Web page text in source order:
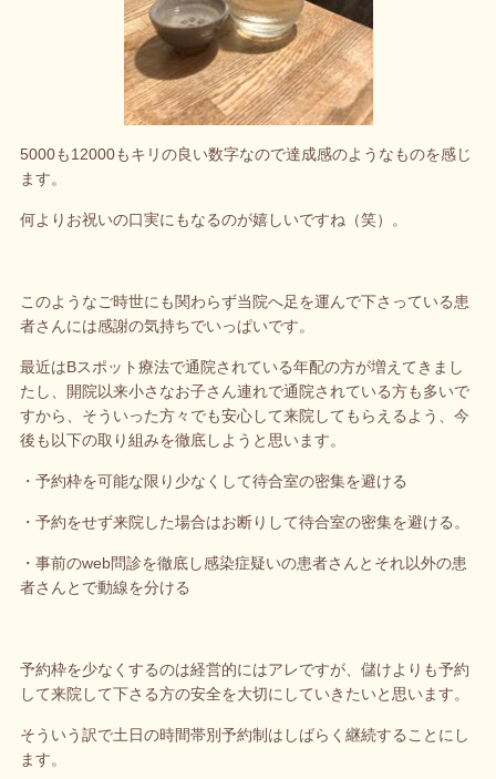
5000も12000もキリの良い数字なので達成感のようなものを感じ
ます。
何よりお祝いの口実にもなるのが嬉しいですね（笑）。
このようなご時世にも関わらず当院へ足を運んで下さっている患
者さんには感謝の気持ちでいっぱいです。
最近はBスポット療法で通院されている年配の方が増えてきまし
たし、開院以来小さなお子さん連れで通院されている方も多いで
すから、そういった方々でも安心して来院してもらえるよう、今
後も以下の取り組みを徹底しようと思います。
・予約枠を可能な限り少なくして待合室の密集を避ける
・予約をせず来院した場合はお断りして待合室の密集を避ける。
・事前のweb問診を徹底し感染症疑いの患者さんとそれ以外の患
者さんとで動線を分ける
予約枠を少なくするのは経営的にはアレですが、儲けよりも予約
して来院して下さる方の安全を大切にしていきたいと思います。
そういう訳で土日の時間帯別予約制はしばらく継続することにし
ます。